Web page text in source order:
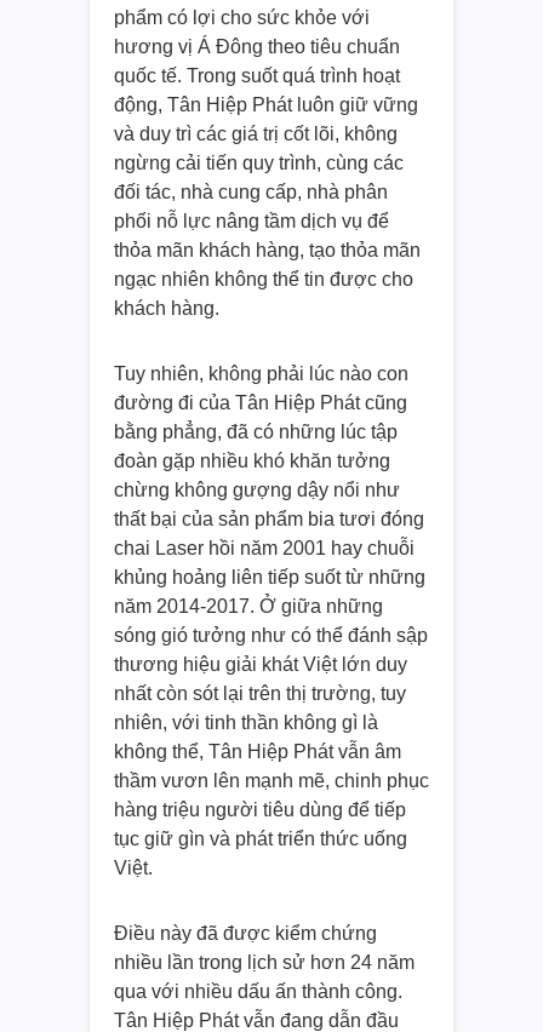
phẩm có lợi cho sức khỏe với
hương vị Á Đông theo tiêu chuẩn
quốc tế. Trong suốt quá trình hoạt
động, Tân Hiệp Phát luôn giữ vững
và duy trì các giá trị cốt lõi, không
ngừng cải tiến quy trình, cùng các
đối tác, nhà cung cấp, nhà phân
phối nỗ lực nâng tầm dịch vụ để
thỏa mãn khách hàng, tạo thỏa mãn
ngạc nhiên không thể tin được cho
khách hàng.
Tuy nhiên, không phải lúc nào con
đường đi của Tân Hiệp Phát cũng
bằng phẳng, đã có những lúc tập
đoàn gặp nhiều khó khăn tưởng
chừng không gượng dậy nổi như
thất bại của sản phẩm bia tươi đóng
chai Laser hồi năm 2001 hay chuỗi
khủng hoảng liên tiếp suốt từ những
năm 2014-2017. Ở giữa những
sóng gió tưởng như có thể đánh sập
thương hiệu giải khát Việt lớn duy
nhất còn sót lại trên thị trường, tuy
nhiên, với tinh thần không gì là
không thể, Tân Hiệp Phát vẫn âm
thầm vươn lên mạnh mẽ, chinh phục
hàng triệu người tiêu dùng để tiếp
tục giữ gìn và phát triển thức uống
Việt.
Điều này đã được kiểm chứng
nhiều lần trong lịch sử hơn 24 năm
qua với nhiều dấu ấn thành công.
Tân Hiệp Phát vẫn đang dẫn đầu